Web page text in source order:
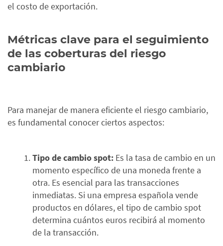
el costo de exportación.
Métricas clave para el seguimiento
de las coberturas del riesgo
cambiario
Para manejar de manera eficiente el riesgo cambiario,
es fundamental conocer ciertos aspectos:
Tipo de cambio spot: Es la tasa de cambio en un
momento específico de una moneda frente a
otra. Es esencial para las transacciones
inmediatas. Si una empresa española vende
productos en dólares, el tipo de cambio spot
determina cuántos euros recibirá al momento
de la transacción.